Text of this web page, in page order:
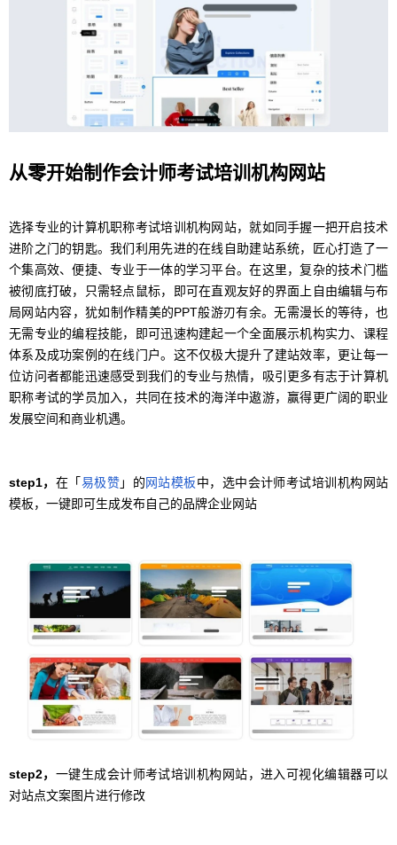
从零开始制作会计师考试培训机构网站
选择专业的计算机职称考试培训机构网站，就如同手握一把开启技术
进阶之门的钥匙。我们利用先进的在线自助建站系统，匠心打造了一
个集高效、便捷、专业于一体的学习平台。在这里，复杂的技术门槛
被彻底打破，只需轻点鼠标，即可在直观友好的界面上自由编辑与布
局网站内容，犹如制作精美的PPT般游刃有余。无需漫长的等待，也
无需专业的编程技能，即可迅速构建起一个全面展示机构实力、课程
体系及成功案例的在线门户。这不仅极大提升了建站效率，更让每一
位访问者都能迅速感受到我们的专业与热情，吸引更多有志于计算机
职称考试的学员加入，共同在技术的海洋中遨游，赢得更广阔的职业
发展空间和商业机遇。
step1， 在「 易极赞」的网站模板中，选中会计师考试培训机构网站
模板，一键即可生成发布自己的品牌企业网站
step2， 一键生成会计师考试培训机构网站，进入可视化编辑器可以
对站点文案图片进行修改